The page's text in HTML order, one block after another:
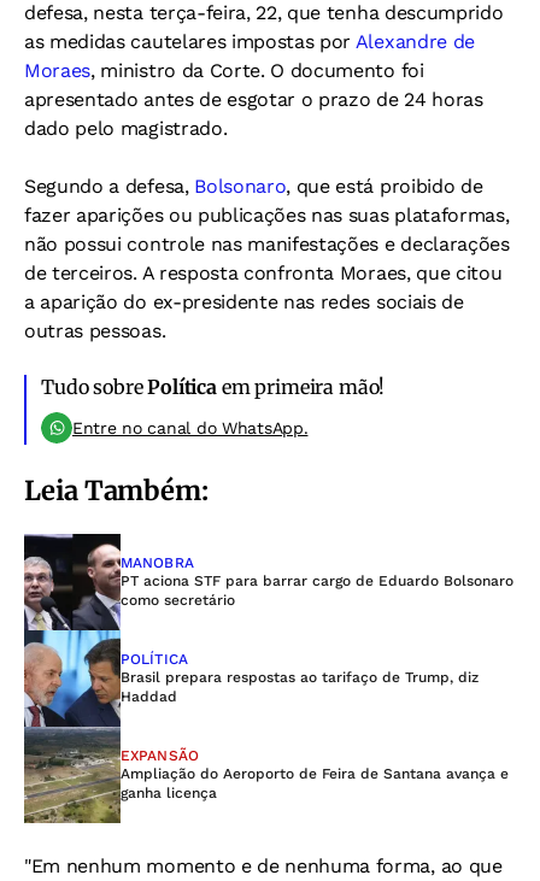
defesa, nesta terça-feira, 22, que tenha descumprido
as medidas cautelares impostas por Alexandre de
Moraes, ministro da Corte. O documento foi
apresentado antes de esgotar o prazo de 24 horas
dado pelo magistrado.
Segundo a defesa, Bolsonaro, que está proibido de
fazer aparições ou publicações nas suas plataformas,
não possui controle nas manifestações e declarações
de terceiros. A resposta confronta Moraes, que citou
a aparição do ex-presidente nas redes sociais de
outras pessoas.
Tudo sobrePolíticaem primeira mão!
Entre no canal do WhatsApp.
Leia Também:
MANOBRA
PT aciona STF para barrar cargo de Eduardo Bolsonaro
como secretário
POLÍTICA
Brasil prepara respostas ao tarifaço de Trump, diz
Haddad
EXPANSÃO
Ampliação do Aeroporto de Feira de Santana avança e
ganha licença
"Em nenhum momento e de nenhuma forma, ao que